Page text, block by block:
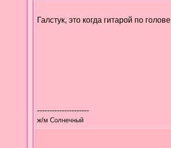
Галстук, это когда гитарой по голове
---------------------
ж/м Солнечный